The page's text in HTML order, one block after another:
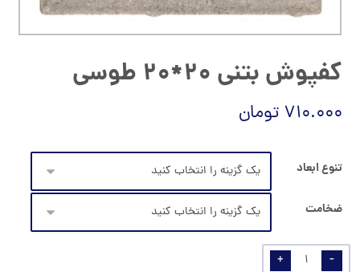
کفپوش بتنی ۲۰*۲۰ طوسی
۷۱۰.۰۰۰ تومان
تنوع ابعاد
ضخامت
-
+